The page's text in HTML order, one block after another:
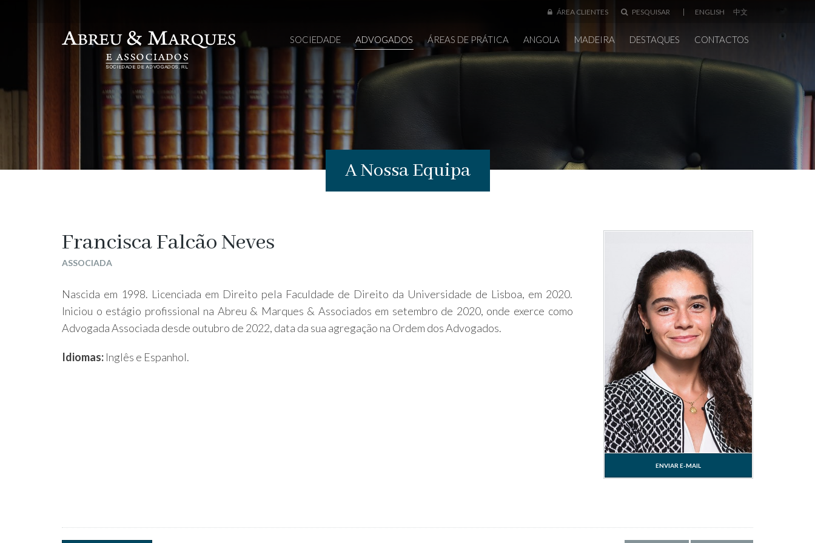
ÁREA CLIENTES PESQUISAR ENGLISH 中文
SOCIEDADE ADVOGADOS ÁREAS DE PRÁTICA ANGOLA MADEIRA DESTAQUES CONTACTOS
A Nossa Equipa
Francisca Falcão Neves
ASSOCIADA
Nascida em 1998. Licenciada em Direito pela Faculdade de Direito da Universidade de Lisboa, em 2020.
Iniciou o estágio profissional na Abreu & Marques & Associados em setembro de 2020, onde exerce como
Advogada Associada desde outubro de 2022, data da sua agregação na Ordem dos Advogados.
Idiomas: Inglês e Espanhol.
ENVIAR E-MAIL